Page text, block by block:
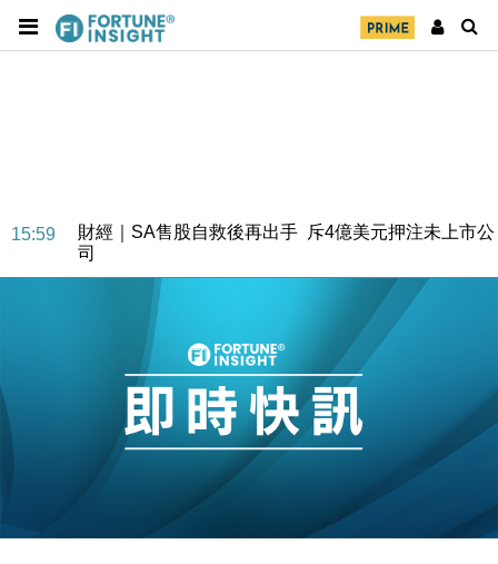
15:59
財經｜SA售股自救後再出手 斥4億美元押注未上市公
司
財經｜精星香港夥菜鳥拓全球智慧倉儲市場 加快海外
地產｜大酒店中期轉賺2300萬元 斥21億翻新香港及
國際｜特朗普赴洛杉磯高球場活動前 男子攜槍彈被捕
12:30
財經｜香港7月PMI回落至51 企業擴張放慢兼縮減人
財經｜黑石傳再籌逾360億美元 支援Anthropic租用